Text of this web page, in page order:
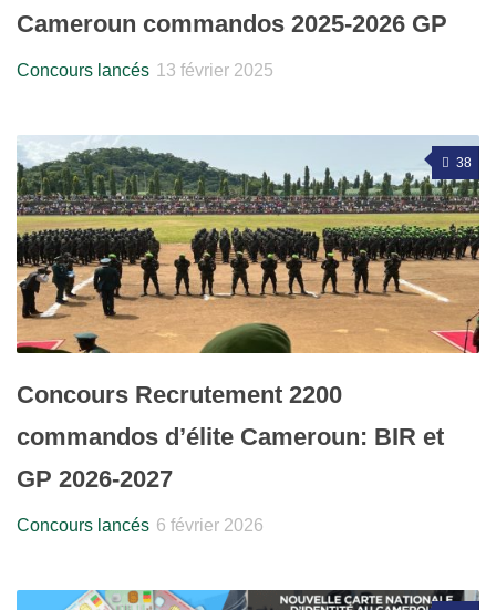
Cameroun commandos 2025-2026 GP
Concours lancés 13 février 2025
38
Concours Recrutement 2200
commandos d’élite Cameroun: BIR et
GP 2026-2027
Concours lancés 6 février 2026